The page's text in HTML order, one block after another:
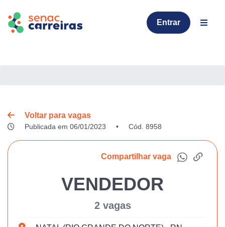
Entrar
Voltar para vagas
Publicada em 06/01/2023 • Cód. 8958
Compartilhar vaga
VENDEDOR
2 vagas